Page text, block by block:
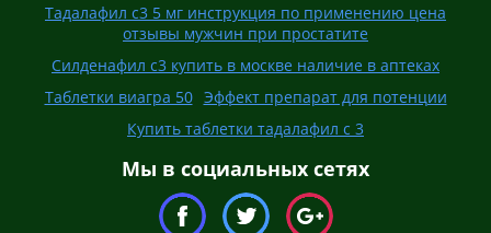
Тадалафил с3 5 мг инструкция по применению цена
отзывы мужчин при простатите
Силденафил с3 купить в москве наличие в аптеках
Таблетки виагра 50 Эффект препарат для потенции
Купить таблетки тадалафил с 3
Мы в социальных сетях